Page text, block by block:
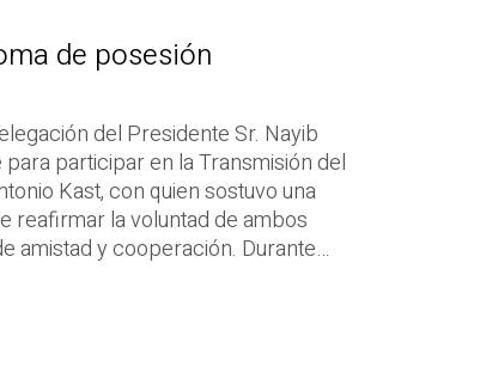
de posesión
del Presidente Sr. Nayib
para participar en la Transmisión del
Kast, con quien sostuvo una
reafirmar la voluntad de ambos
amistad y cooperación. Durante…